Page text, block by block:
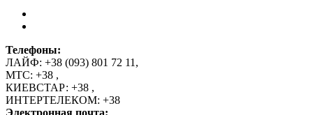
Телефоны:
ЛАЙФ: +38 (093) 801 72 11 ,
МТС: +38 ,
КИЕВСТАР: +38 ,
ИНТЕРТЕЛЕКОМ: +38